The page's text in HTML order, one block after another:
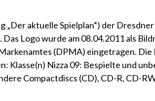
„Der aktuelle Spielplan“) der
Logo wurde am 08.04.2011 als
(DPMA) eingetragen.
Klasse(n) Nizza 09: Bespielte und
Compactdiscs (CD), CD-R, CD-